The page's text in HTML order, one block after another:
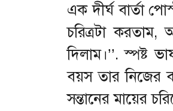
এক দীর্ঘ বার্তা
চরিত্রটা
দিলাম।’’. স্পষ্ট
বয়স তার নিজের
সন্তানের মায়ের